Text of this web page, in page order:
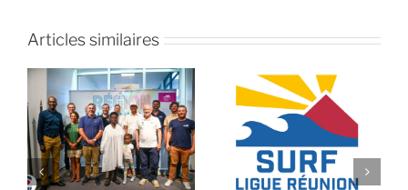
Articles similaires